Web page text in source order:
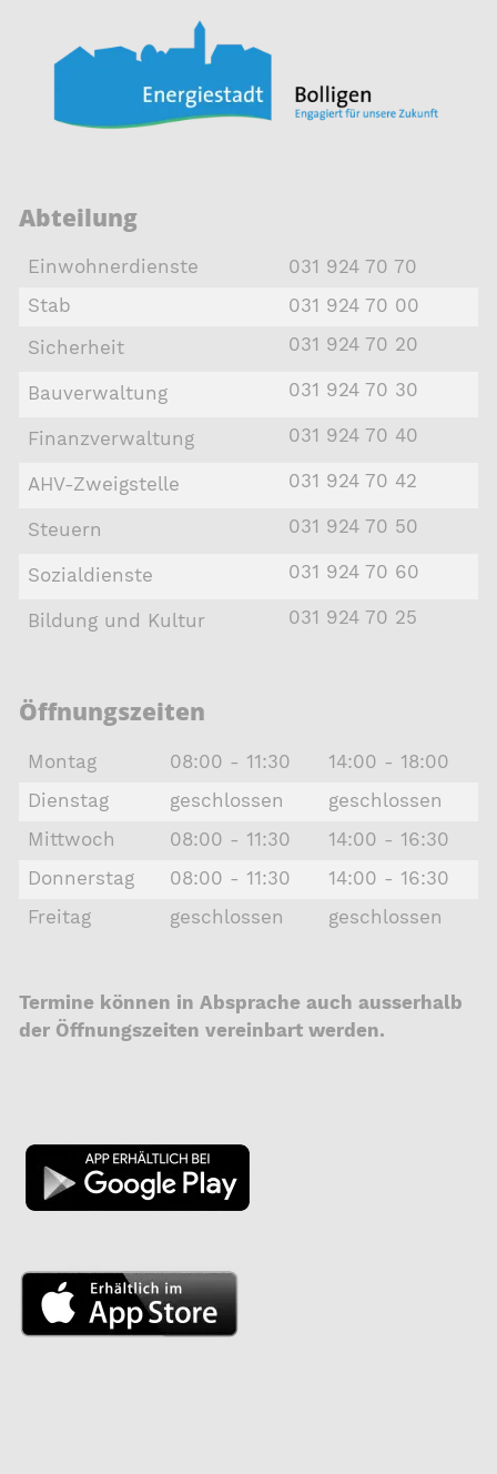
Abteilung
Einwohnerdienste
031 924 70 70
Stab
031 924 70 00
Sicherheit
031 924 70 20
Bauverwaltung 031 924 70 30
Finanzverwaltung 031 924 70 40
AHV-Zweigstelle 031 924 70 42
Steuern 031 924 70 50
Sozialdienste 031 924 70 60
Bildung und Kultur 031 924 70 25
Öffnungszeiten
Montag 08:00 - 11:30
14:00 - 18:00
Dienstag
geschlossen
geschlossen
Mittwoch
08:00 - 11:30
14:00 - 16:30
Donnerstag
08:00 - 11:30
14:00 - 16:30
Freitag
geschlossen geschlossen
Termine können in Absprache auch ausserhalb
der Öffnungszeiten vereinbart werden.